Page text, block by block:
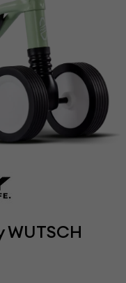
WUTSCH